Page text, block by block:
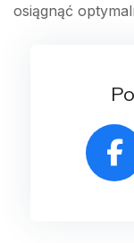
osiągnąć